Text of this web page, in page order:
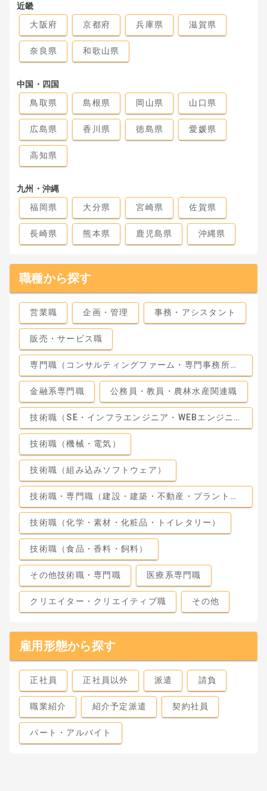
近畿
大阪府
京都府 兵庫県 滋賀県
奈良県 和歌山県
中国・四国
鳥取県
島根県 岡山県 山口県
広島県 香川県 徳島県 愛媛県
高知県
九州・沖縄
福岡県
大分県 宮崎県 佐賀県
長崎県 熊本県 鹿児島県 沖縄県
職種から探す
営業職 企画・管理 事務・アシスタント
販売・サービス職
専門職（コンサルティングファーム・専門事務所・監査法人）
金融系専門職 公務員・教員・農林水産関連職
技術職（SE・インフラエンジニア・WEBエンジニア）
技術職（機械・電気）
技術職（組み込みソフトウェア）
技術職・専門職（建設・建築・不動産・プラント・工場）
技術職（化学・素材・化粧品・トイレタリー）
技術職（食品・香料・飼料）
その他技術職・専門職 医療系専門職
クリエイター・クリエイティブ職 その他
雇用形態から探す
正社員 正社員以外 派遣 請負
職業紹介 紹介予定派遣 契約社員
パート・アルバイト